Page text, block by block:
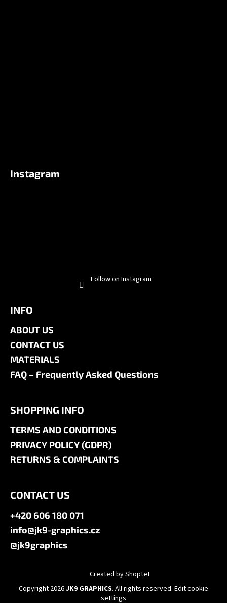
Instagram
Follow on Instagram
INFO
ABOUT US
CONTACT US
MATERIALS
FAQ – Frequently Asked Questions
SHOPPING INFO
TERMS AND CONDITIONS
PRIVACY POLICY (GDPR)
RETURNS & COMPLAINTS
CONTACT US
+420 606 180 071
info@jk9-graphics.cz
@jk9graphics
Created by Shoptet
Copyright 2026JK9 GRAPHICS. All rights reserved. Edit cookie
settings